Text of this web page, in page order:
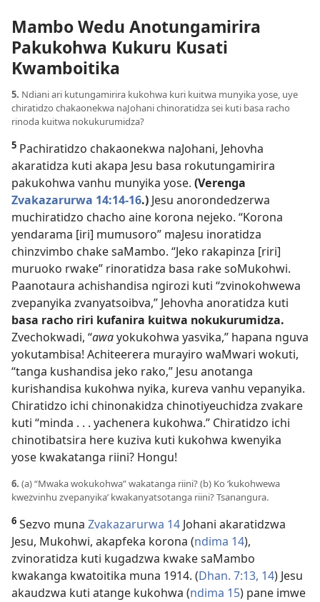
Mambo Wedu Anotungamirira
Pakukohwa Kukuru Kusati
Kwamboitika
5. Ndiani ari kutungamirira kukohwa kuri kuitwa munyika yose, uye
chiratidzo chakaonekwa naJohani chinoratidza sei kuti basa racho
rinoda kuitwa nokukurumidza?
5 Pachiratidzo chakaonekwa naJohani, Jehovha
akaratidza kuti akapa Jesu basa rokutungamirira
pakukohwa vanhu munyika yose. (Verenga
Zvakazarurwa 14:14-16.) Jesu anorondedzerwa
muchiratidzo chacho aine korona nejeko. “Korona
yendarama [iri] mumusoro” maJesu inoratidza
chinzvimbo chake saMambo. “Jeko rakapinza [riri]
muruoko rwake” rinoratidza basa rake soMukohwi.
Paanotaura achishandisa ngirozi kuti “zvinokohwewa
zvepanyika zvanyatsoibva,” Jehovha anoratidza kuti
basa racho riri kufanira kuitwa nokukurumidza.
Zvechokwadi, “awayokukohwa yasvika,” hapana nguva
yokutambisa! Achiteerera murayiro waMwari wokuti,
“tanga kushandisa jeko rako,” Jesu anotanga
kurishandisa kukohwa nyika, kureva vanhu vepanyika.
Chiratidzo ichi chinonakidza chinotiyeuchidza zvakare
kuti “minda . . . yachenera kukohwa.” Chiratidzo ichi
chinotibatsira here kuziva kuti kukohwa kwenyika
yose kwakatanga riini? Hongu!
6. (a) “Mwaka wokukohwa” wakatanga riini? (b) Ko ‘kukohwewa
kwezvinhu zvepanyika’ kwakanyatsotanga riini? Tsanangura.
6 Sezvo muna Zvakazarurwa 14 Johani akaratidzwa
Jesu, Mukohwi, akapfeka korona (ndima 14),
zvinoratidza kuti kugadzwa kwake saMambo
kwakanga kwatoitika muna 1914. (Dhan. 7:13, 14) Jesu
akaudzwa kuti atange kukohwa (ndima 15) pane imwe